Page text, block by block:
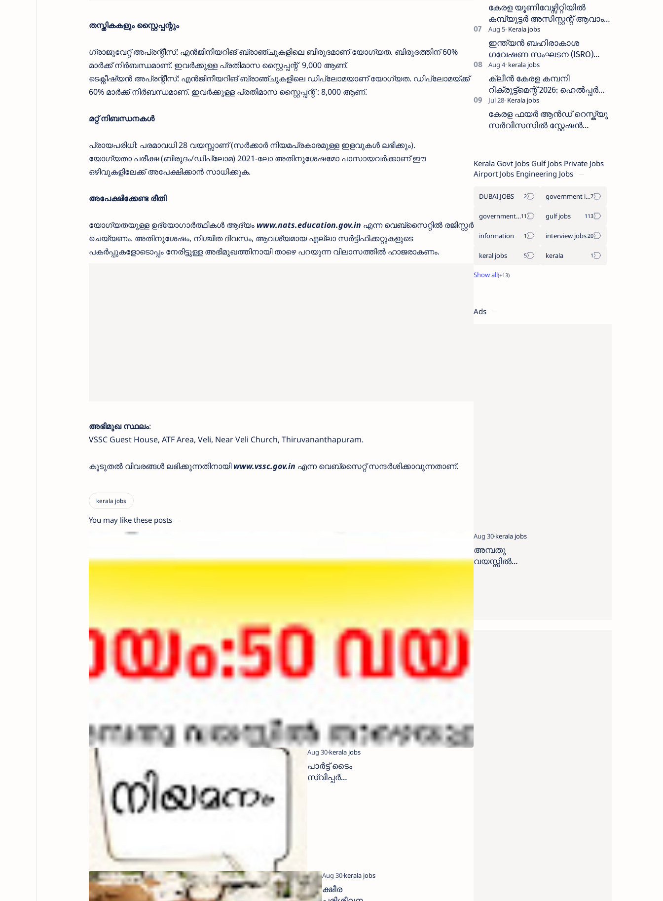
തസ്തികകളും സ്റ്റൈപ്പന്റും
ഗ്രാജുവേറ്റ് അപ്രന്റീസ്: എൻജിനീയറിങ് ബ്രാഞ്ചുകളിലെ ബിരുദമാണ് യോഗ്യത. ബിരുദത്തിന് 60%
മാർക്ക് നിർബന്ധമാണ്. ഇവർക്കുള്ള പ്രതിമാസ സ്റ്റൈപ്പന്റ് 9,000 ആണ്.
ടെക്നീഷ്യൻ അപ്രന്റീസ്: എൻജിനീയറിങ് ബ്രാഞ്ചുകളിലെ ഡിപ്ലോമയാണ് യോഗ്യത. ഡിപ്ലോമയ്ക്ക്
60% മാർക്ക് നിർബന്ധമാണ്. ഇവർക്കുള്ള പ്രതിമാസ സ്റ്റൈപ്പന്റ് : 8,000 ആണ്.
മറ്റ് നിബന്ധനകൾ
പ്രായപരിധി: പരമാവധി 28 വയസ്സാണ് (സർക്കാർ നിയമപ്രകാരമുള്ള ഇളവുകൾ ലഭിക്കും).
യോഗ്യതാ പരീക്ഷ (ബിരുദം/ഡിപ്ലോമ) 2021-ലോ അതിനുശേഷമോ പാസായവർക്കാണ് ഈ
ഒഴിവുകളിലേക്ക് അപേക്ഷിക്കാൻ സാധിക്കുക.
അപേക്ഷിക്കേണ്ട രീതി
യോഗ്യതയുള്ള ഉദ്യോഗാർത്ഥികൾ ആദ്യം www.nats.education.gov.in എന്ന വെബ്സൈറ്റിൽ രജിസ്റ്റർ
ചെയ്യണം. അതിനുശേഷം, നിശ്ചിത ദിവസം, ആവശ്യമായ എല്ലാ സർട്ടിഫിക്കറ്റുകളുടെ
പകർപ്പുകളോടൊപ്പം നേരിട്ടുള്ള അഭിമുഖത്തിനായി താഴെ പറയുന്ന വിലാസത്തിൽ ഹാജരാകണം.
അഭിമുഖ സ്ഥലം:
VSSC Guest House, ATF Area, Veli, Near Veli Church, Thiruvananthapuram.
കൂടുതൽ വിവരങ്ങൾ ലഭിക്കുന്നതിനായിwww.vssc.gov.in എന്ന വെബ്സൈറ്റ് സന്ദർശിക്കാവുന്നതാണ്.
You may like these posts
അമ്പതു
വയസ്സിൽ
പാർട്ട് ടൈം
സ്വീപ്പർ
ക്ഷീര
Showroom vacancies 2026
കേരള യൂണിവേഴ്സിറ്റിയിൽ
കമ്പ്യൂട്ടർ അസിസ്റ്റന്റ് ആവാം
:അവസാന തീയതി: ഓഗസ്റ്റ് 5 ന്
ഇന്ത്യൻ ബഹിരാകാശ
ഗവേഷണ സംഘടന (ISRO)
ICRB യിൽ ജോലി അവസരം
:ശമ്പളം 25, 500 രൂപ മുതൽ
ക്ലീൻ കേരള കമ്പനി
റിക്രൂട്ട്മെന്റ് 2026: ഹെൽപ്പർ
തസ്തികയിലേക്ക് ഓഗസ്റ്റ് 5-ന്
വാക്ക് ഇൻ ഇന്റർവ്യൂ
കേരള ഫയർ ആൻഡ് റെസ്ക്യൂ
സർവീസസിൽ സ്റ്റേഷൻ
Kerala Govt Jobs Gulf Jobs Private Jobs
Airport Jobs Engineering Jobs
DUBAI JOBS government information
government jobs gulf jobs
information interview jobs
keral jobs kerala
Ads